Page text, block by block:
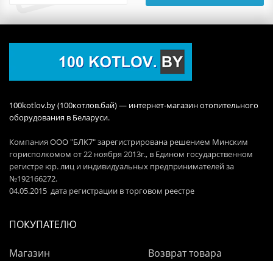
100kotlov.by (100котлов.бай) — интернет-магазин отопительного
оборудования в Беларуси.
Компания ООО "БЛК7" зарегистрирована решением Минским
горисполкомом от 22 ноября 2013г., в Едином государственном
регистре юр. лиц и индивидуальных предпринимателей за
№192166272.
04.05.2015 дата регистрации в торговом реестре
ПОКУПАТЕЛЮ
Магазин
Возврат товара